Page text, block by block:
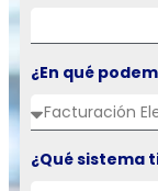
¿En qué
¿Qué sistema